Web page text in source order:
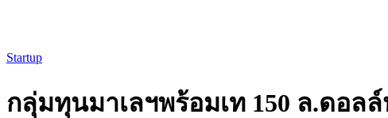
Startup
กลุ่มทุนมาเลฯพร้อมเท 150 ล.ดอล